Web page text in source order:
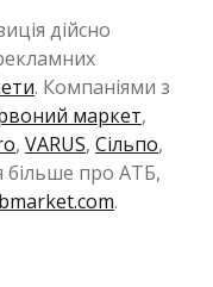
дійсно
. Компаніями з
маркет,
, VARUS, Сільпо,
більше про АТБ,
.